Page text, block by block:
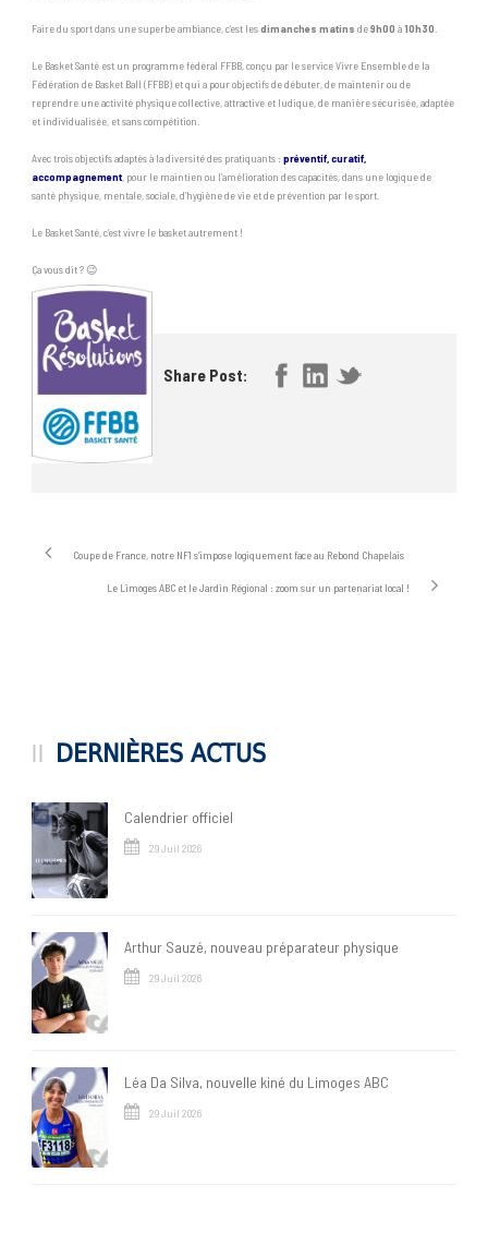
Faire du sport dans une superbe ambiance, c’est lesdimanches matins de9h00 à10h30
Le Basket Santé est un programme fédéral FFBB, conçu par le service Vivre Ensemble de la
Fédération de Basket Ball (FFBB) et qui a pour objectifs de débuter, de maintenir ou de
reprendre une activité physique collective, attractive et ludique, de manière sécurisée, adaptée
et individualisée, et sans compétition.
Avec trois objectifs adaptés à la diversité des pratiquants : préventif, curatif,
accompagnement , pour le maintien ou l’amélioration des capacités, dans une logique de
santé physique, mentale, sociale, d’hygiène de vie et de prévention par le sport.
Le Basket Santé, c’est vivre le basket autrement !
Ça vous dit ? 😉
Share Post:
Coupe de France, notre NF1 s’impose logiquement face au Rebond Chapelais
Le Limoges ABC et le Jardin Régional : zoom sur un partenariat local !
DERNIÈRES ACTUS
Calendrier officiel
29 Juil 2026
Arthur Sauzé, nouveau préparateur physique
29 Juil 2026
Léa Da Silva, nouvelle kiné du Limoges ABC
29 Juil 2026